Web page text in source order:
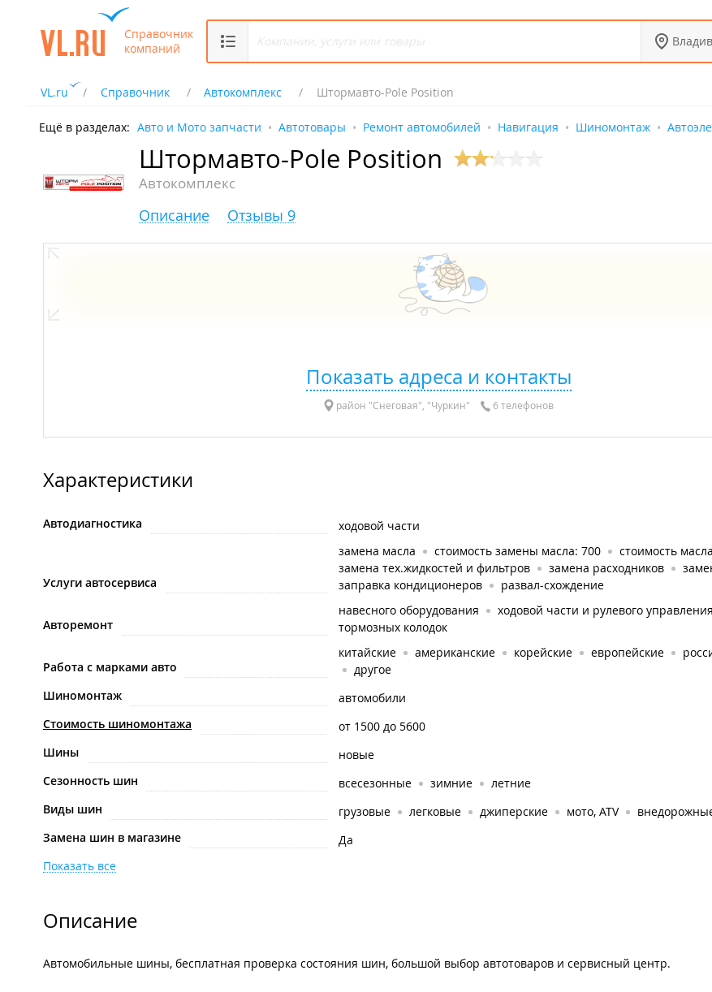
Справочник
компаний
VL.ru Справочник Автокомплекс Штормавто-Pole Position
Ещё в разделах: Авто и Мото запчасти Автотовары Ремонт автомобилей Навигация Шиномонтаж
Штормавто-Pole Position
Автокомплекс
Описание Отзывы 9
Показать адреса и контакты
район "Снеговая", "Чуркин" 6 телефонов
Характеристики
Автодиагностика ходовой части
Услуги автосервиса
замена масла стоимость замены масла: 700
стоимость
замена тех.жидкостей и фильтров
замена расходников
заправка кондиционеров
развал-схождение
Авторемонт
навесного оборудования ходовой части и рулевого управления
тормозных колодок
Работа с марками авто
китайские американские корейские европейские
другое
Шиномонтаж
автомобили
Стоимость шиномонтажа
от 1500 до 5600
Шины
новые
Сезонность шин
всесезонные зимние
летние
Виды шин
грузовые легковые джиперские мото, ATV
Замена шин в магазине
Да
Показать все
Описание
Автомобильные шины, бесплатная проверка состояния шин, большой выбор автотоваров и сервисный центр.